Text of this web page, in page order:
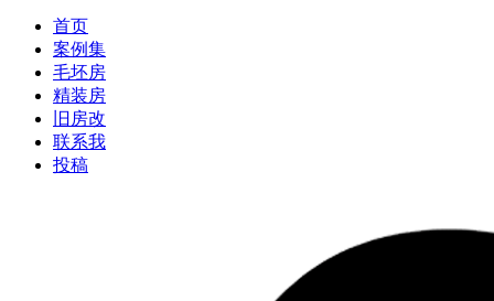
首页
案例集
毛坯房
精装房
旧房改
联系我
投稿